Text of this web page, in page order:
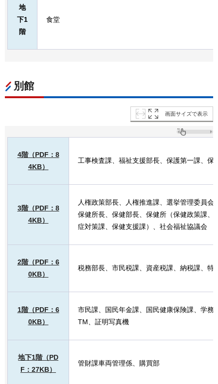
地
下1
階
食堂
別館
画面サイズで表示
4階（PDF：8
4KB）
工事検査課、福祉支援部長、保護第一課、保
3階（PDF：8
4KB）
人権政策部長、人権推進課、選挙管理委員会
保健所長、保健部長、保健所（保健政策課、
症対策課、保健支援課）、社会福祉協議会
2階（PDF：6
0KB）
税務部長、市民税課、資産税課、納税課、特
1階（PDF：6
0KB）
市民課、国民年金課、国民健康保険課、学務
TM、証明写真機
地下1階（PD
F：27KB）
管財課車両管理係、購買部